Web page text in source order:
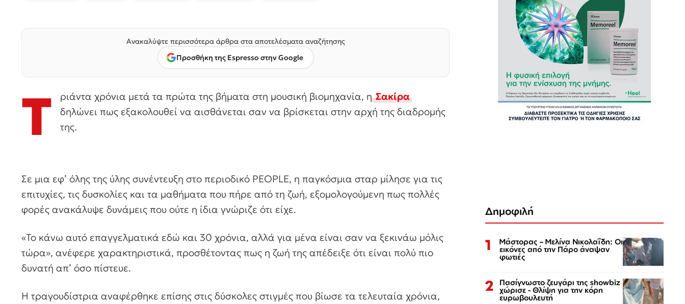
Ανακαλύψτε περισσότερα άρθρα στα αποτελέσματα αναζήτησης
Προσθήκη της Espresso στην Google
Τ ριάντα χρόνια μετά τα πρώτα της βήματα στη μουσική βιομηχανία, ηΣακίρα
δηλώνει πως εξακολουθεί να αισθάνεται σαν να βρίσκεται στην αρχή της διαδρομής
της.
Σε μια εφ’ όλης της ύλης συνέντευξη στο περιοδικό PEOPLE, η παγκόσμια σταρ μίλησε για τις
επιτυχίες, τις δυσκολίες και τα μαθήματα που πήρε από τη ζωή, εξομολογούμενη πως πολλές
φορές ανακάλυψε δυνάμεις που ούτε η ίδια γνώριζε ότι είχε.
«Το κάνω αυτό επαγγελματικά εδώ και 30 χρόνια, αλλά για μένα είναι σαν να ξεκινάω μόλις
τώρα», ανέφερε χαρακτηριστικά, προσθέτοντας πως η ζωή της απέδειξε ότι είναι πολύ πιο
δυνατή απ’ όσο πίστευε.
Η τραγουδίστρια αναφέρθηκε επίσης στις δύσκολες στιγμές που βίωσε τα τελευταία χρόνια,
Δημοφιλή
1 Μάστορας – Μελίνα Νικολαΐδη: Οι
εικόνες από την Πάρο άναψαν
φωτιές
2 Πασίγνωστο ζευγάρι της showbiz
χώρισε - Θλίψη για την κόρη
ευρωβουλευτή